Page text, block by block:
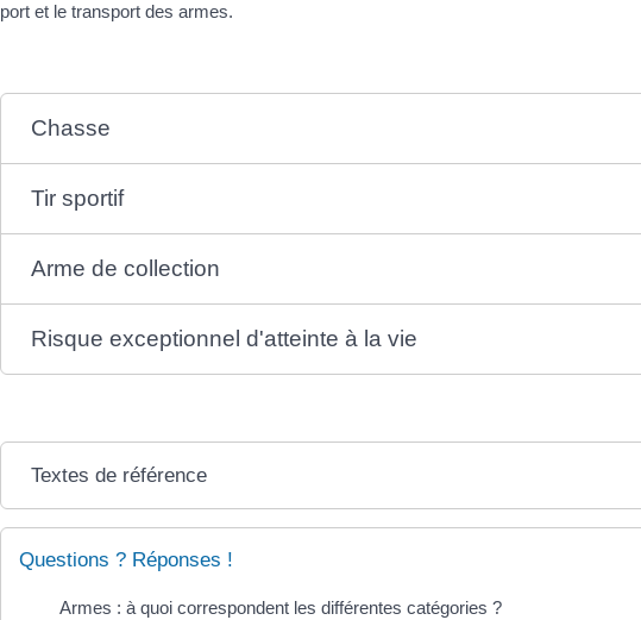
port et le transport des armes.
Chasse
Tir sportif
Arme de collection
Risque exceptionnel d'atteinte à la vie
Textes de référence
Questions ? Réponses !
Armes : à quoi correspondent les différentes catégories ?